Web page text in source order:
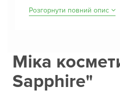
Розгорнути повний опис
Міка
Sapphire"